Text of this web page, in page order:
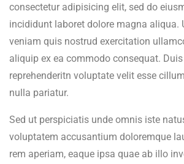
consectetur adipisicing elit, sed do
incididunt laboret dolore magna aliqua.
veniam quis nostrud exercitation
aliquip ex ea commodo consequat.
reprehenderitn voluptate velit esse
nulla pariatur.
Sed ut perspiciatis unde omnis iste
voluptatem accusantium doloremque
rem aperiam, eaque ipsa quae ab illo